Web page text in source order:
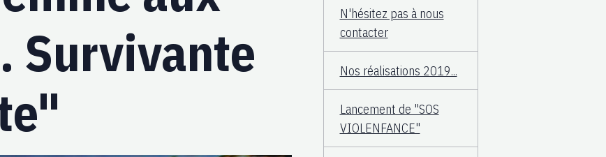
Survivante
N'hésitez pas à nous
contacter
Nos réalisations 2019...
Lancement de "SOS
VIOLENFANCE"